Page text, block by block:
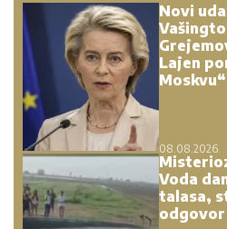
Novi
Lajen
Moskvu“
08.08.2026.
Voda
talasa,
odgovor